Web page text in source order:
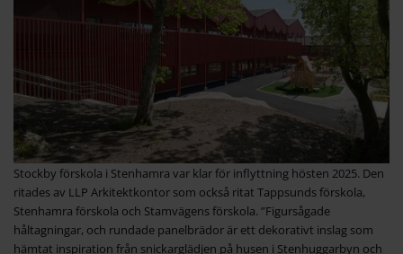
Stockby förskola i Stenhamra var klar för inflyttning hösten 2025. Den
ritades av LLP Arkitektkontor som också ritat Tappsunds förskola,
Stenhamra förskola och Stamvägens förskola. ”Figursågade
håltagningar, och rundade panelbrädor är ett dekorativt inslag som
hämtat inspiration från snickarglädjen på husen i Stenhuggarbyn och